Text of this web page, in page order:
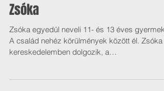
Zsóka
Zsóka egyedül neveli 11- és 13 éves
A család nehéz körülmények között él. Zsóka a
kereskedelemben dolgozik, a